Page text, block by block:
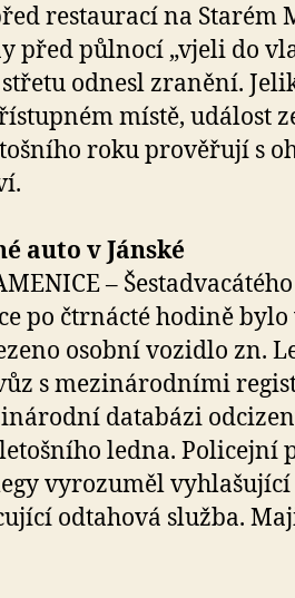
restaurací na Starém
před půlnocí „vjeli do
odnesl zranění.
místě, událost
roku prověřují s
auto v Jánské
–
po čtrnácté hodině bylo
osobní vozidlo zn.
s mezinárodními
databázi
ledna. Policejní
vyrozuměl vyhlašující
odtahová služba.